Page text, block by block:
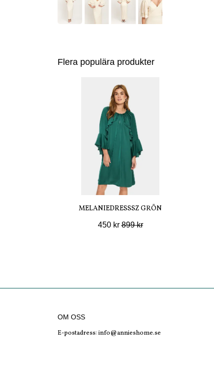
Flera populära produkter
MELANIEDRESSSZ GRÖN
450 kr899 kr
OM OSS
E-postadress: info@annieshome.se